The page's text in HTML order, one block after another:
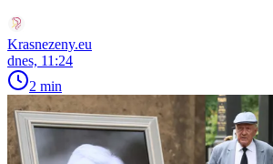
Krasnezeny.eu
dnes, 11:24
2 min